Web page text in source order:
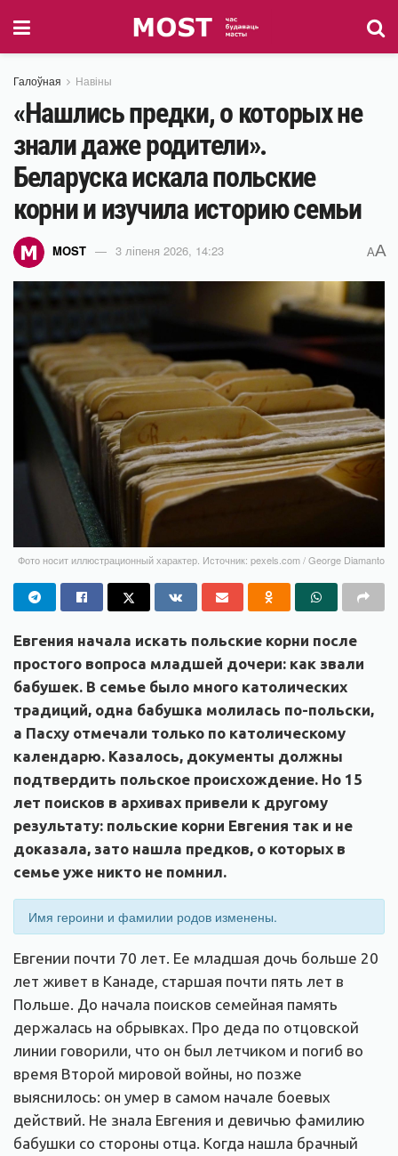
Галоўная Навіны
«Нашлись предки, о которых не
знали даже родители».
Беларуска искала польские
корни и изучила историю семьи
MOST 3 ліпеня 2026, 14:23 AA
Фото носит иллюстрационный характер. Источник: pexels.com / George Diamanto
Евгения начала искать польские корни после
простого вопроса младшей дочери: как звали
бабушек. В семье было много католических
традиций, одна бабушка молилась по-польски,
а Пасху отмечали только по католическому
календарю. Казалось, документы должны
подтвердить польское происхождение. Но 15
лет поисков в архивах привели к другому
результату: польские корни Евгения так и не
доказала, зато нашла предков, о которых в
семье уже никто не помнил.
Имя героини и фамилии родов изменены.
Евгении почти 70 лет. Ее младшая дочь больше 20
лет живет в Канаде, старшая почти пять лет в
Польше. До начала поисков семейная память
держалась на обрывках. Про деда по отцовской
линии говорили, что он был летчиком и погиб во
время Второй мировой войны, но позже
выяснилось: он умер в самом начале боевых
действий. Не знала Евгения и девичью фамилию
бабушки со стороны отца. Когда нашла брачный